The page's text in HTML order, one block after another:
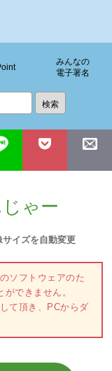
みんなの
電子署名
ゃー
イズを自動変更
ソフトウェアのた
できません。
て頂き、PCからダ